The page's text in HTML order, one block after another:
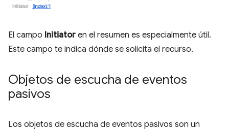
El campo Initiator en el resumen es especialmente útil.
Este campo te indica dónde se solicita el recurso.
Objetos de escucha de eventos
pasivos
Los objetos de escucha de eventos pasivos son un